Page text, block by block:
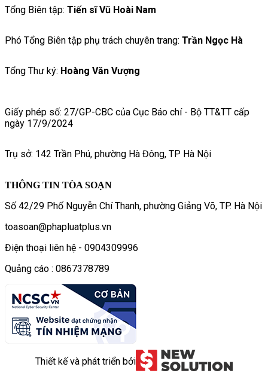
Tổng Biên tập: Tiến sĩ Vũ Hoài Nam
Phó Tổng Biên tập phụ trách chuyên trang: Trần Ngọc Hà
Tổng Thư ký: Hoàng Văn Vượng
Giấy phép số: 27/GP-CBC của Cục Báo chí - Bộ TT&TT cấp
ngày 17/9/2024
Trụ sở: 142 Trần Phú, phường Hà Đông, TP Hà Nội
THÔNG TIN TÒA SOẠN
Số 42/29 Phố Nguyễn Chí Thanh, phường Giảng Võ, TP. Hà Nội
toasoan@phapluatplus.vn
Điện thoại liên hệ - 0904309996
Quảng cáo : 0867378789
Thiết kế và phát triển bởi